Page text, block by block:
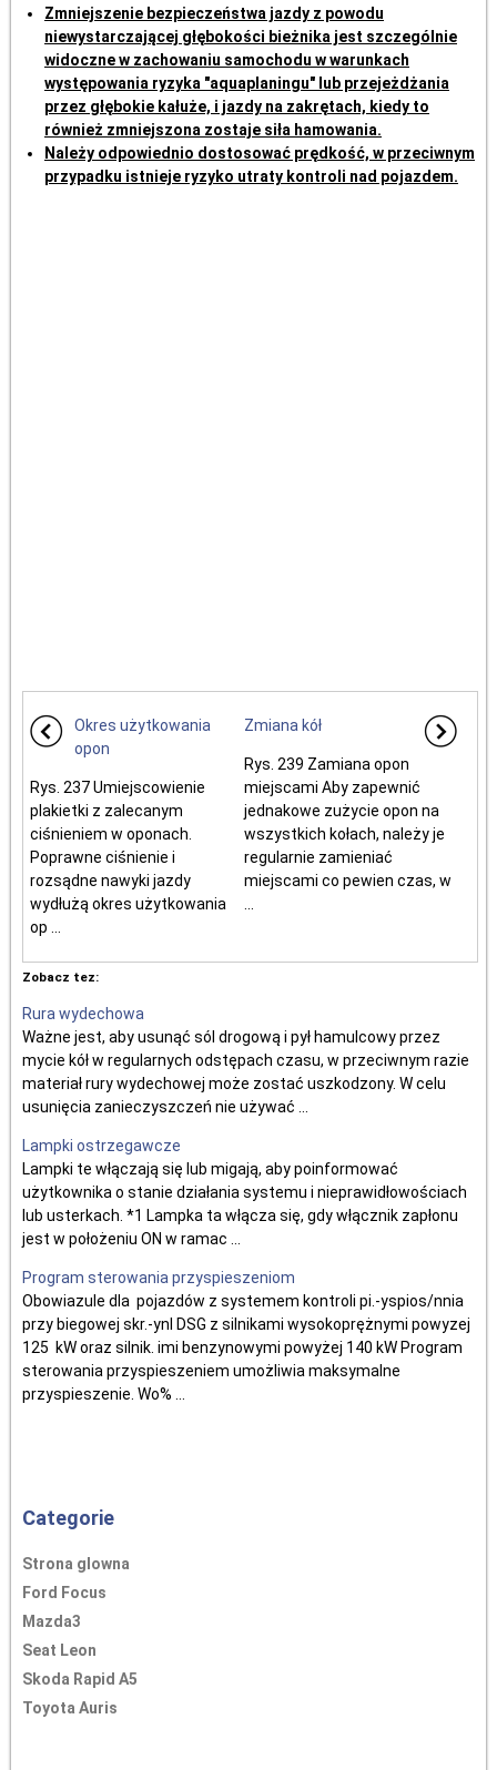
Zmniejszenie bezpieczeństwa jazdy z powodu
niewystarczającej głębokości bieżnika jest szczególnie
widoczne w zachowaniu samochodu w warunkach
występowania ryzyka "aquaplaningu" lub przejeżdżania
przez głębokie kałuże, i jazdy na zakrętach, kiedy to
również zmniejszona zostaje siła hamowania.
Należy odpowiednio dostosować prędkość, w przeciwnym
przypadku istnieje ryzyko utraty kontroli nad pojazdem.
Okres użytkowania
opon
Rys. 237 Umiejscowienie
plakietki z zalecanym
ciśnieniem w oponach.
Poprawne ciśnienie i
rozsądne nawyki jazdy
wydłużą okres użytkowania
op ...
Zmiana kół
Rys. 239 Zamiana opon
miejscami Aby zapewnić
jednakowe zużycie opon na
wszystkich kołach, należy je
regularnie zamieniać
miejscami co pewien czas, w
Zobacz tez:
Rura wydechowa
Ważne jest, aby usunąć sól drogową i pył hamulcowy przez
mycie kół w regularnych odstępach czasu, w przeciwnym razie
materiał rury wydechowej może zostać uszkodzony. W celu
usunięcia zanieczyszczeń nie używać ...
Lampki ostrzegawcze
Lampki te włączają się lub migają, aby poinformować
użytkownika o stanie działania systemu i nieprawidłowościach
lub usterkach. *1 Lampka ta włącza się, gdy włącznik zapłonu
jest w położeniu ON w ramac ...
Program sterowania przyspieszeniom
Obowiazule dla pojazdów z systemem kontroli pi.-yspios/nnia
przy biegowej skr.-ynl DSG z silnikami wysokoprężnymi powyzej
125 kW oraz silnik. imi benzynowymi powyżej 140 kW Program
sterowania przyspieszeniem umożliwia maksymalne
przyspieszenie. Wo% ...
Categorie
Strona glowna
Ford Focus
Mazda3
Seat Leon
Skoda Rapid A5
Toyota Auris